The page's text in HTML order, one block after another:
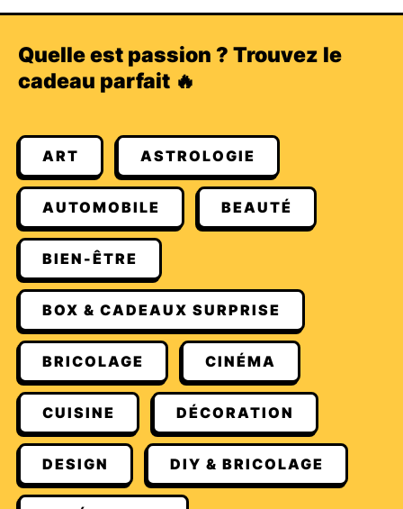
Quelle est passion ? Trouvez le
cadeau parfait 🔥
ART ASTROLOGIE
AUTOMOBILE BEAUTÉ
BIEN-ÊTRE
BOX & CADEAUX SURPRISE
BRICOLAGE CINÉMA
CUISINE DÉCORATION
DESIGN DIY & BRICOLAGE